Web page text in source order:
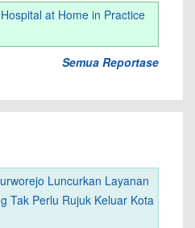
at Home in Practice
Semua Reportase
Luncurkan Layanan
Tak Perlu Rujuk Keluar Kota